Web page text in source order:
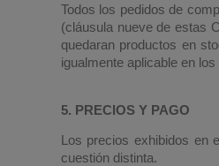
Todos los pedidos de
(cláusula nueve de estas
quedaran productos en
igualmente aplicable en
5. PRECIOS Y PAGO
Los precios exhibidos en
cuestión distinta.